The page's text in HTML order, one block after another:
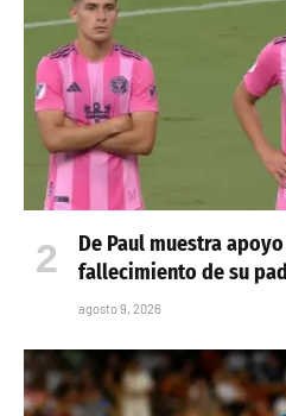
De Paul muestra
fallecimiento de su
agosto 9, 2026